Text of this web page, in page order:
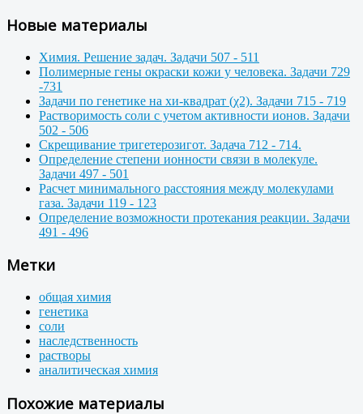
Новые материалы
Химия. Решение задач. Задачи 507 - 511
Полимерные гены окраски кожи у человека. Задачи 729
-731
Задачи по генетике на хи-квадрат (χ2). Задачи 715 - 719
Растворимость соли с учетом активности ионов. Задачи
502 - 506
Скрещивание тригетерозигот. Задача 712 - 714.
Определение степени ионности связи в молекуле.
Задачи 497 - 501
Расчет минимального расстояния между молекулами
газа. Задачи 119 - 123
Определение возможности протекания реакции. Задачи
491 - 496
Метки
общая химия
генетика
соли
наследственность
растворы
аналитическая химия
Похожие материалы